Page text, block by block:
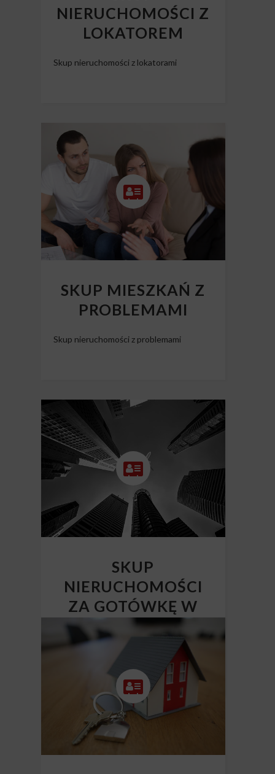
NIERUCHOMOŚCI Z
LOKATOREM
Skup nieruchomości z lokatorami
SKUP MIESZKAŃ Z
PROBLEMAMI
Skup nieruchomości z problemami
SKUP
NIERUCHOMOŚCI
ZA GOTÓWKĘ W
CAŁEJ POLSCE
Skup nieruchomości Polska